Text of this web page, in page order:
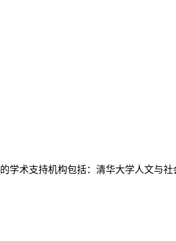
学术支持机构包括：清华大学人文与社